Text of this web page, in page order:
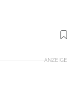
Foto: MPS Fotostudio
ANZEIGE